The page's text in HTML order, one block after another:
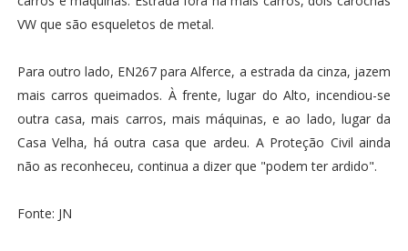
VW que são esqueletos de metal.
Para outro lado, EN267 para Alferce, a estrada da cinza, jazem
mais carros queimados. À frente, lugar do Alto, incendiou-se
outra casa, mais carros, mais máquinas, e ao lado, lugar da
Casa Velha, há outra casa que ardeu. A Proteção Civil ainda
não as reconheceu, continua a dizer que "podem ter ardido".
Fonte: JN